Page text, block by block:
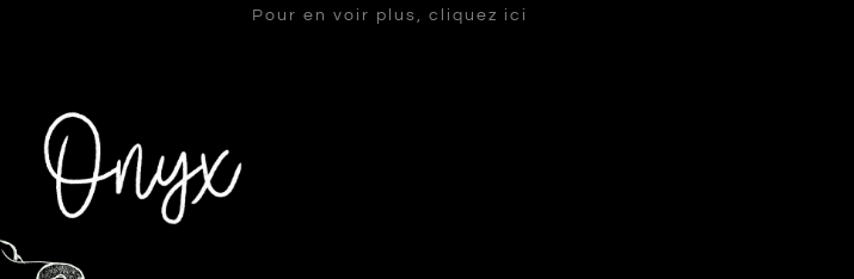
Pour en voir plus, cliquez ici